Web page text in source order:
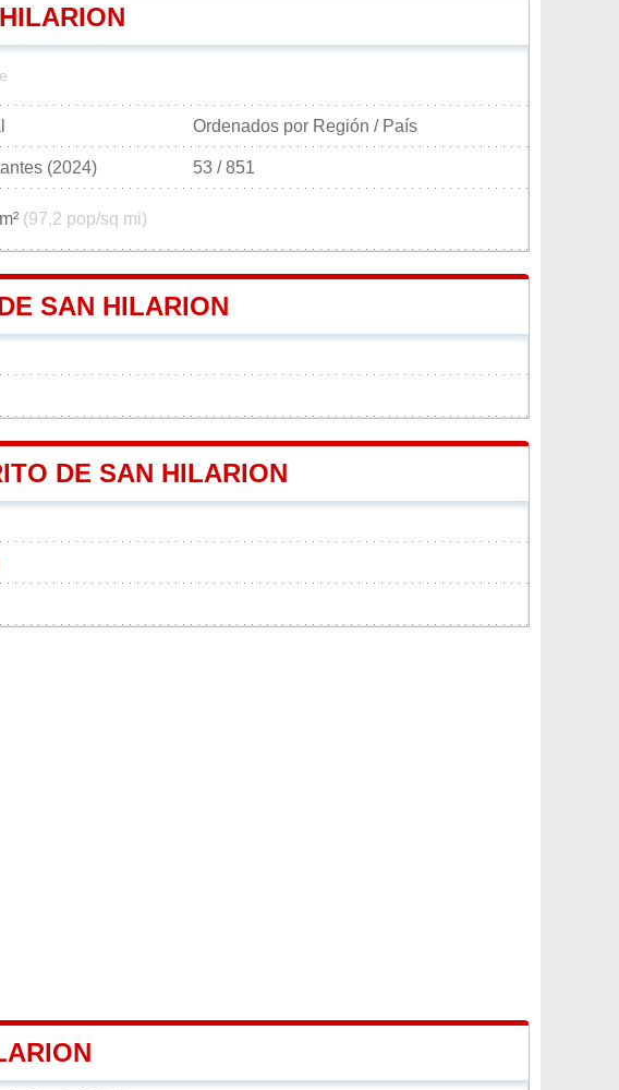
Ordenados por Región / País
(2024) 53 / 851
(97,2 pop/sq mi)
SAN HILARION
DE SAN HILARION